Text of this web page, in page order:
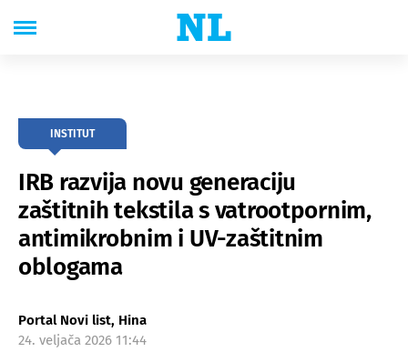
INSTITUT
IRB razvija novu generaciju
zaštitnih tekstila s vatrootpornim,
antimikrobnim i UV-zaštitnim
oblogama
Portal Novi list, Hina
24. veljača 2026 11:44